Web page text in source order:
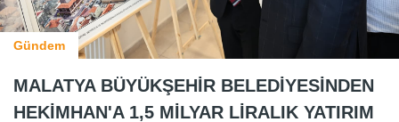
Gündem
MALATYA BÜYÜKŞEHİR BELEDİYESİNDEN
HEKİMHAN'A 1,5 MİLYAR LİRALIK YATIRIM